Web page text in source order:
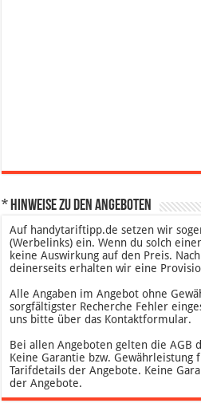
* Hinweise zu den Angeboten
Auf handytariftipp.de setzen wir
(Werbelinks) ein. Wenn du solch
keine Auswirkung auf den Preis.
deinerseits erhalten wir eine
Alle Angaben im Angebot ohne
sorgfältigster Recherche Fehler
uns bitte über das Kontaktformular.
Bei allen Angeboten gelten die AGB
Keine Garantie bzw. Gewährleistung
Tarifdetails der Angebote. Keine
der Angebote.